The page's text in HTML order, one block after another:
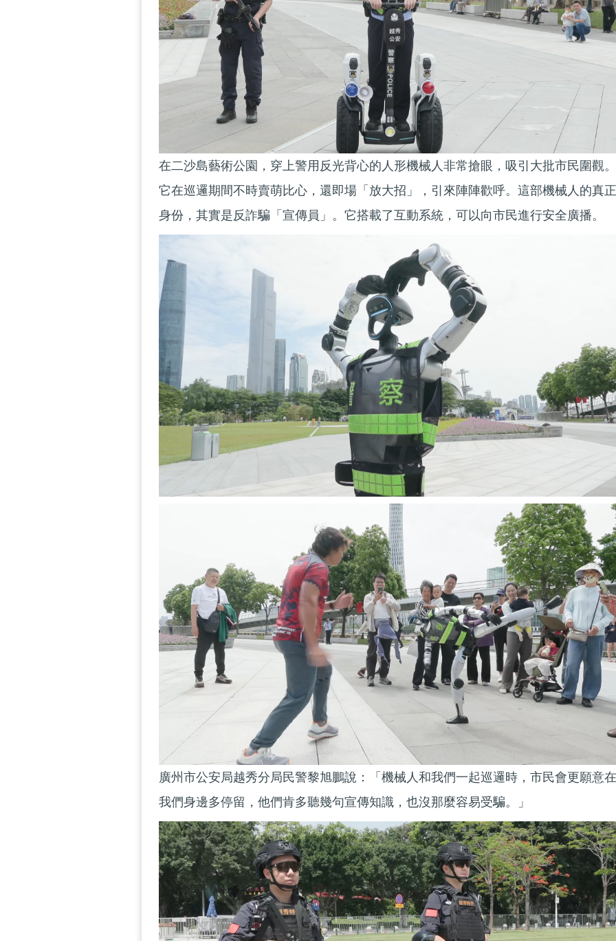
在二沙島藝術公園，穿上警用反光背心的人形機械人非常搶眼，吸引大批市民圍觀。
它在巡邏期間不時賣萌比心，還即場「放大招」，引來陣陣歡呼。這部機械人的真正
身份，其實是反詐騙「宣傳員」。它搭載了互動系統，可以向市民進行安全廣播。
廣州市公安局越秀分局民警黎旭鵬說：「機械人和我們一起巡邏時，市民會更願意在
我們身邊多停留，他們肯多聽幾句宣傳知識，也沒那麼容易受騙。」